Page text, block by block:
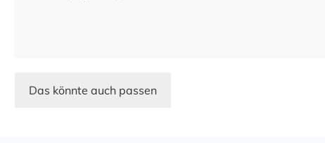
Das könnte auch passen